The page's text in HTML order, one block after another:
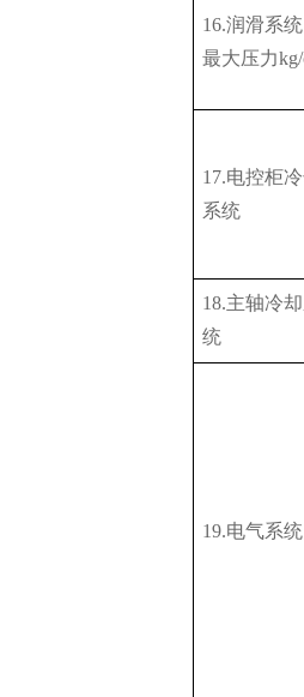
16.润滑系统
最大压力
17.电控柜
系统
18.主轴冷
统
19.电气系统